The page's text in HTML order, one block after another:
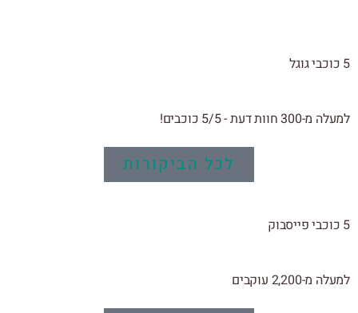
5 כוכבי גוגל
למעלה מ-300 חוות דעת - 5/5 כוכבים!
לכל הביקורות
5 כוכבי פייסבוק
למעלה מ-2,200 עוקבים